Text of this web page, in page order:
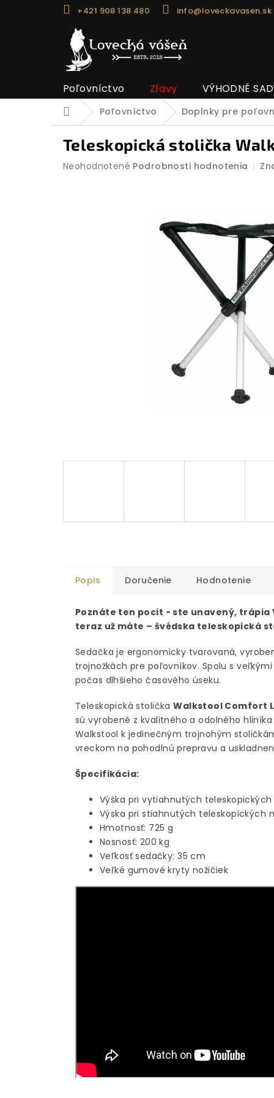
+421 908 138 480 info@loveckavasen.sk
Poľovníctvo Zľavy VÝHODNÉ
DomovPoľovníctvo Doplnky pre
Teleskopická stolička
Priemerné
Neohodnotené Podrobnosti hodnotenia
Popis Doručenie Hodnotenie
Poznáte ten pocit - ste unavený, trápia
teraz už máte – švédska teleskopická
Sedačka je ergonomicky tvarovaná,
trojnožkách pre poľovníkov. Spolu s
počas dlhšieho časového úseku.
Teleskopická stoličkaWalkstool Comfort
sú vyrobené z kvalitného a odolného
Walkstool k jedinečným trojnohým
vreckom na pohodlnú prepravu a
Špecifikácia:
Výška pri vytiahnutých
Výska pri stiahnutých teleskopických
Hmotnosť: 725 g
Nosnosť: 200 kg
Veľkosť sedačky: 35 cm
Veľké gumové kryty nožičiek